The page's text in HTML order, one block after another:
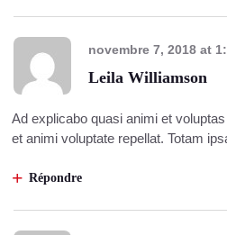
novembre 7, 2018 at
Leila Williamson
Ad explicabo quasi animi et
et animi voluptate repellat. Totam
Répondre